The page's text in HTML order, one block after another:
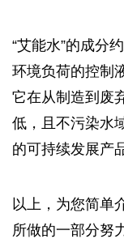
“艾能水”的成分
环境负荷的控制
它在从制造到废
低，且不污染水
的可持续发展产
以上，为您简单
所做的一部分努